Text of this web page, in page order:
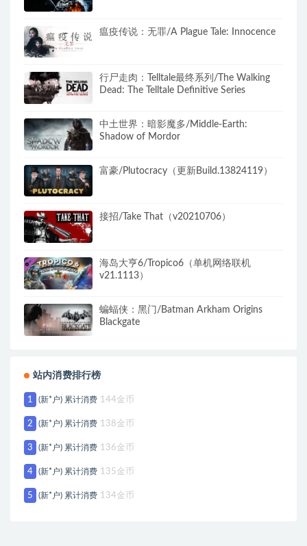
瘟疫传说：无罪/A Plague Tale: Innocence
行尸走肉：Telltale最终系列/The Walking
Dead: The Telltale Definitive Series
中土世界：暗影魔多/Middle-Earth:
Shadow of Mordor
富豪/Plutocracy（更新Build.13824119）
接招/Take That（v20210706）
海岛大亨6/Tropico6（单机网络联机
v21.1113）
蝙蝠侠：黑门/Batman Arkham Origins
Blackgate
站内消费排行榜
1 (新*户) 累计消费 144金币
2 (新*户) 累计消费 138金币
3 (新*户) 累计消费 136金币
4 (新*户) 累计消费 135金币
5 (新*户) 累计消费 134金币